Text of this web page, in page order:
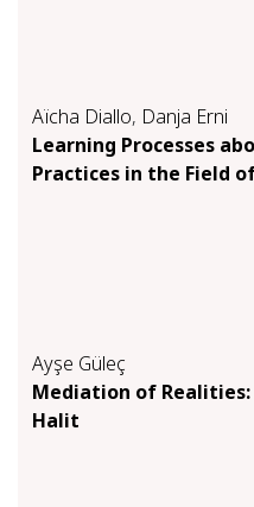
Aïcha Diallo, Danja Erni
Learning Processes
Practices in the Field
Ayşe Güleç
Mediation of
Halit